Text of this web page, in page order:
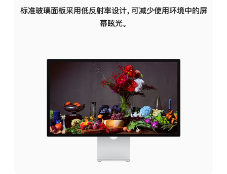
标准玻璃面板采用低反射率设计，可减少使用环境中的屏
幕眩光。